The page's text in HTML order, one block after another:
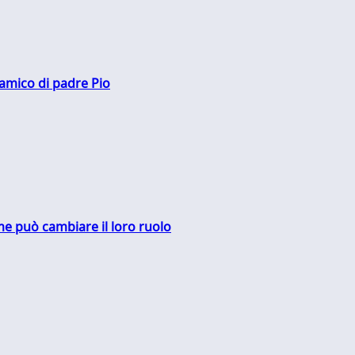
di padre Pio
può cambiare il loro ruolo